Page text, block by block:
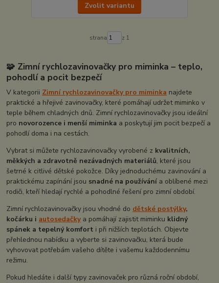
Zvolit variantu
strana z 1
🧩 Zimní rychlozavinovačky pro miminka – teplo,
pohodlí a pocit bezpečí
V kategorii Zimní rychlozavinovačky pro miminka najdete
praktické a hřejivé zavinovačky, které pomáhají udržet miminko v
teple během chladných dnů. Zimní rychlozavinovačky jsou ideální
pro novorozence i menší miminka a poskytují jim pocit bezpečí a
pohodlí doma i na cestách.
Vybrat si můžete rychlozavinovačky vyrobené z kvalitních,
měkkých a zdravotně nezávadných materiálů, které jsou
šetrné k citlivé dětské pokožce. Díky jednoduchému zavinování a
praktickému zapínání jsou snadné na používání a oblíbené mezi
rodiči, kteří hledají rychlé a pohodlné řešení pro zimní období.
Zimní rychlozavinovačky jsou vhodné do dětské postýlky,
kočárku i autosedačkya pomáhají zajistit miminku klidný
spánek a tepelný komfort i při nižších teplotách. Objevte
přehlednou nabídku a vyberte si zavinovačku, která bude
vyhovovat potřebám vašeho dítěte i vašemu každodennímu
režimu.
Pokud hledáte i další typy zavinovaček pro různá roční období,